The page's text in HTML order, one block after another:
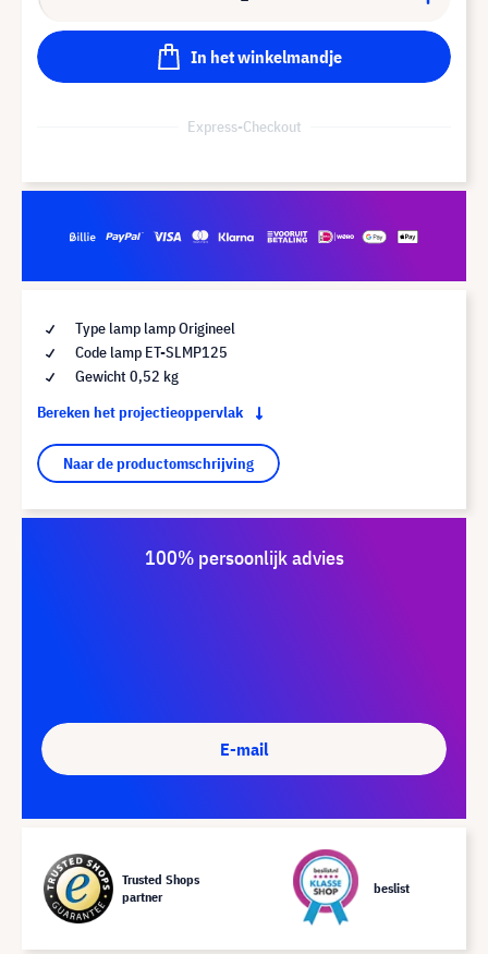
In het winkelmandje
Express-Checkout
Type lamp lamp Origineel
Code lamp ET-SLMP125
Gewicht 0,52 kg
Bereken het projectieoppervlak
Naar de productomschrijving
100% persoonlijk advies
E-mail
Trusted Shops
partner
beslist